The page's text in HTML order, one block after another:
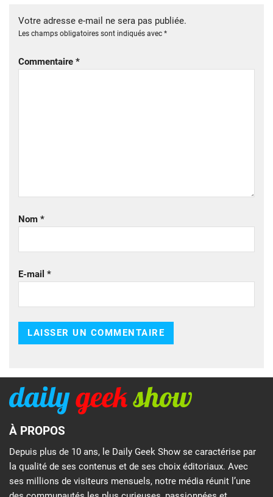
Votre adresse e-mail ne sera pas publiée.
Les champs obligatoires sont indiqués avec *
Commentaire *
Nom *
E-mail *
À PROPOS
Depuis plus de 10 ans, le Daily Geek Show se caractérise par
la qualité de ses contenus et de ses choix éditoriaux. Avec
ses millions de visiteurs mensuels, notre média réunit l’une